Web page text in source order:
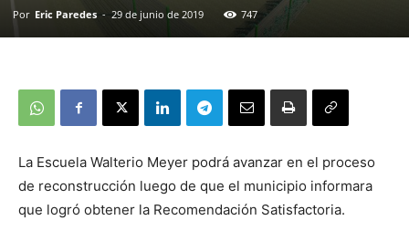
Por Eric Paredes - 29 de junio de 2019 747
La Escuela Walterio Meyer podrá avanzar en el proceso
de reconstrucción luego de que el municipio informara
que logró obtener la Recomendación Satisfactoria.